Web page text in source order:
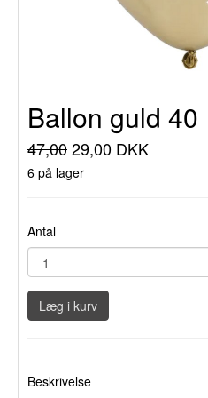
Ballon guld 40
47,0029,00 DKK
6 på lager
Antal
Læg i kurv
Beskrivelse